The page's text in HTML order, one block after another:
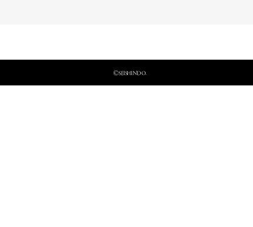
ⒸSEISHINDO.